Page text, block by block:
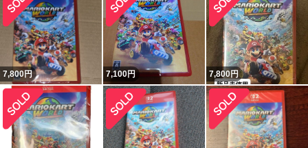
7,800円 7,100円 7,800円